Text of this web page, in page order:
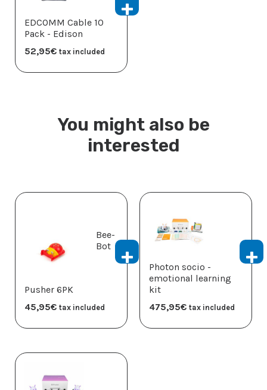
EDCOMM Cable 10
Pack - Edison
52,95€ tax included
You might also be
interested
Bee-
Bot
Pusher 6PK
45,95€ tax included
Photon socio -
emotional learning
kit
475,95€ tax included